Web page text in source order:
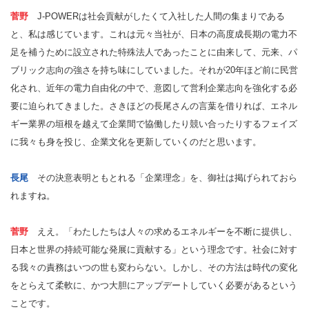
菅野 J-POWERは社会貢献がしたくて入社した人間の集まりである
と、私は感じています。これは元々当社が、日本の高度成長期の電力不
足を補うために設立された特殊法人であったことに由来して、元来、パ
ブリック志向の強さを持ち味にしていました。それが20年ほど前に民営
化され、近年の電力自由化の中で、意図して営利企業志向を強化する必
要に迫られてきました。さきほどの長尾さんの言葉を借りれば、エネル
ギー業界の垣根を越えて企業間で協働したり競い合ったりするフェイズ
に我々も身を投じ、企業文化を更新していくのだと思います。
長尾 その決意表明ともとれる「企業理念」を、御社は掲げられておら
れますね。
菅野 ええ。「わたしたちは人々の求めるエネルギーを不断に提供し、
日本と世界の持続可能な発展に貢献する」という理念です。社会に対す
る我々の責務はいつの世も変わらない。しかし、その方法は時代の変化
をとらえて柔軟に、かつ大胆にアップデートしていく必要があるという
ことです。